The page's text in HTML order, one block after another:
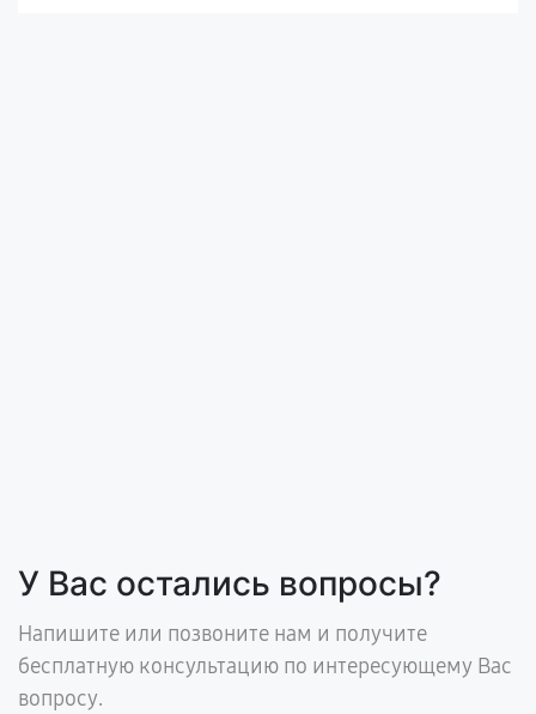
У Вас остались вопросы?
Напишите или позвоните нам и получите
бесплатную консультацию по интересующему Вас
вопросу.